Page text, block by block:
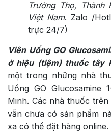
Trường Thọ,
Việt Nam. Zalo /
trực 24/7)
Viên Uống GO
ở hiệu (tiệm) thuốc tây
một trong những nhà
Uống GO Glucosamine
Minh. Các nhà thuốc
vẫn chưa có sản phẩm
xa có thể đặt hàng online.